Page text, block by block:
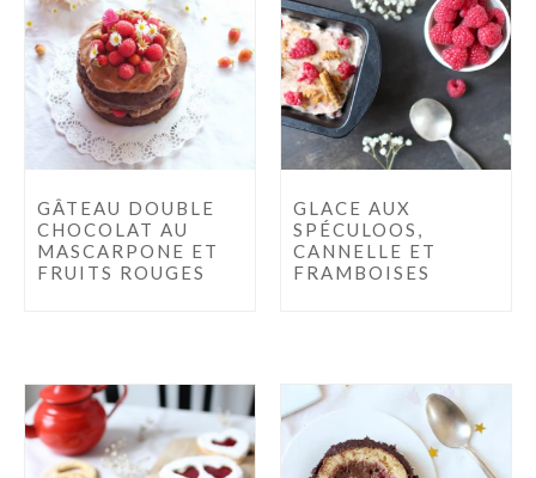
GÂTEAU DOUBLE
CHOCOLAT AU
MASCARPONE ET
FRUITS ROUGES
GLACE AUX
SPÉCULOOS,
CANNELLE ET
FRAMBOISES